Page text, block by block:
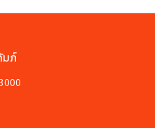
มภ์